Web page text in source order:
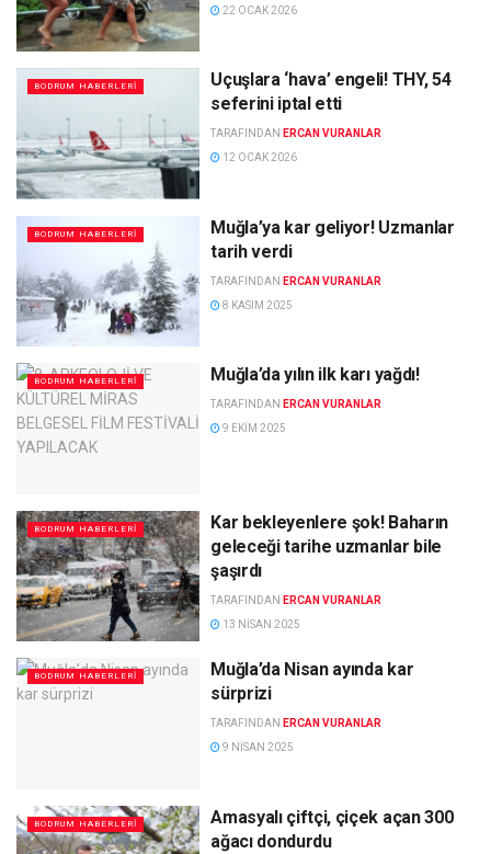
22 OCAK 2026
BODRUM HABERLERI
Uçuşlara ‘hava’ engeli! THY, 54
seferini iptal etti
TARAFINDAN ERCAN VURANLAR
12 OCAK 2026
BODRUM HABERLERI
Muğla’ya kar geliyor! Uzmanlar
tarih verdi
TARAFINDAN ERCAN VURANLAR
8 KASIM 2025
BODRUM HABERLERI Muğla’da yılın ilk karı yağdı!
TARAFINDAN ERCAN VURANLAR
9 EKIM 2025
BODRUM HABERLERI
Kar bekleyenlere şok! Baharın
geleceği tarihe uzmanlar bile
şaşırdı
TARAFINDAN ERCAN VURANLAR
13 NISAN 2025
BODRUM HABERLERI
Muğla’da Nisan ayında kar
sürprizi
TARAFINDAN ERCAN VURANLAR
9 NISAN 2025
BODRUM HABERLERI
Amasyalı çiftçi, çiçek açan 300
ağacı dondurdu